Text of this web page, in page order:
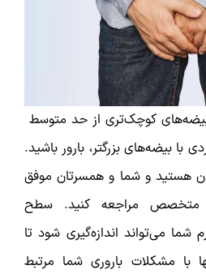
کوچک‌تری از حد متوسط
با بیضه‌های بزرگتر، بارور باشید.
هستید و شما و همسرتان موفق
متخصص مراجعه کنید. سطح
شما می‌تواند اندازه‌گیری شود تا
مشکلات باروری شما مرتبط